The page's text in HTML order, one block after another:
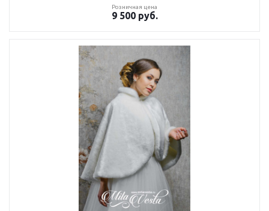
Розничная цена
9 500руб.